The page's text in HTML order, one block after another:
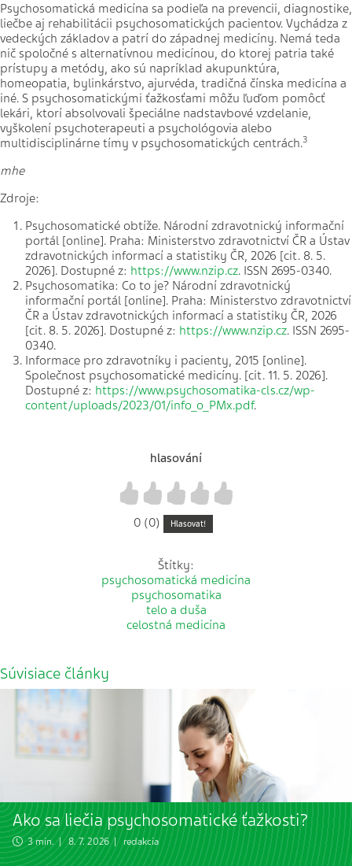
Psychosomatická medicína sa podieľa na prevencii, diagnostike,
liečbe aj rehabilitácii psychosomatických pacientov. Vychádza z
vedeckých základov a patrí do západnej medicíny. Nemá teda
nič spoločné s alternatívnou medicínou, do ktorej patria také
prístupy a metódy, ako sú napríklad akupunktúra,
homeopatia, bylinkárstvo, ajurvéda, tradičná čínska medicína a
iné. S psychosomatickými ťažkosťami môžu ľuďom pomôcť
lekári, ktorí absolvovali špeciálne nadstavbové vzdelanie,
vyškolení psychoterapeuti a psychológovia alebo
multidisciplinárne tímy v psychosomatických centrách.3
mhe
Zdroje:
Psychosomatické obtíže. Národní zdravotnický informační
portál [online]. Praha: Ministerstvo zdravotnictví ČR a Ústav
zdravotnických informací a statistiky ČR, 2026 [cit. 8. 5.
2026]. Dostupné z: https://www.nzip.cz. ISSN 2695-0340.
Psychosomatika: Co to je? Národní zdravotnický
informační portál [online]. Praha: Ministerstvo zdravotnictví
ČR a Ústav zdravotnických informací a statistiky ČR, 2026
[cit. 8. 5. 2026]. Dostupné z: https://www.nzip.cz. ISSN 2695-
0340.
Informace pro zdravotníky i pacienty, 2015 [online].
Společnost psychosomatické medicíny. [cit. 11. 5. 2026].
Dostupné z: https://www.psychosomatika-cls.cz/wp-
content/uploads/2023/01/info_o_PMx.pdf.
hlasování
4
3
2
1
0 (0) Hlasovat!
Štítky:
psychosomatická medicína
psychosomatika
telo a duša
celostná medicína
Súvisiace články
Ako sa liečia psychosomatické ťažkosti?
3 min. | 8. 7. 2026 | redakcia